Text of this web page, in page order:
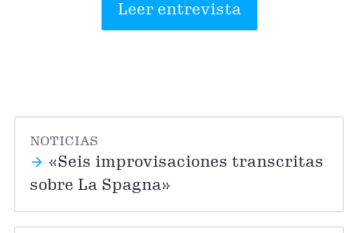
Leer entrevista
NOTICIAS
«Seis improvisaciones transcritas
sobre La Spagna»